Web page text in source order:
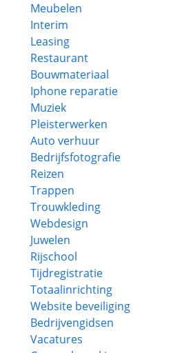
Meubelen
Interim
Leasing
Restaurant
Bouwmateriaal
Iphone reparatie
Muziek
Pleisterwerken
Auto verhuur
Bedrijfsfotografie
Reizen
Trappen
Trouwkleding
Webdesign
Juwelen
Rijschool
Tijdregistratie
Totaalinrichting
Website beveiliging
Bedrijvengidsen
Vacatures